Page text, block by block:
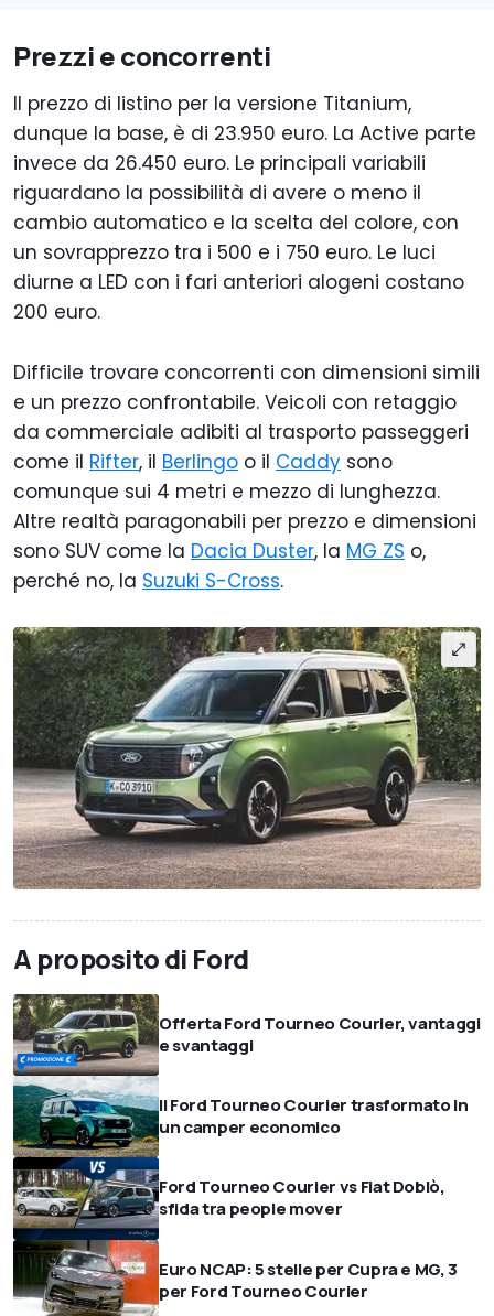
Prezzi e concorrenti
Il prezzo di listino per la versione Titanium,
dunque la base, è di 23.950 euro. La Active parte
invece da 26.450 euro. Le principali variabili
riguardano la possibilità di avere o meno il
cambio automatico e la scelta del colore, con
un sovrapprezzo tra i 500 e i 750 euro. Le luci
diurne a LED con i fari anteriori alogeni costano
200 euro.
Difficile trovare concorrenti con dimensioni simili
e un prezzo confrontabile. Veicoli con retaggio
da commerciale adibiti al trasporto passeggeri
come il Rifter, il Berlingo o il Caddy sono
comunque sui 4 metri e mezzo di lunghezza.
Altre realtà paragonabili per prezzo e dimensioni
sono SUV come la Dacia Duster, la MG ZS o,
perché no, la Suzuki S-Cross.
A proposito di Ford
Offerta Ford Tourneo Courier, vantaggi
e svantaggi
Il Ford Tourneo Courier trasformato in
un camper economico
Ford Tourneo Courier vs Fiat Doblò,
sfida tra people mover
Euro NCAP: 5 stelle per Cupra e MG, 3
per Ford Tourneo Courier